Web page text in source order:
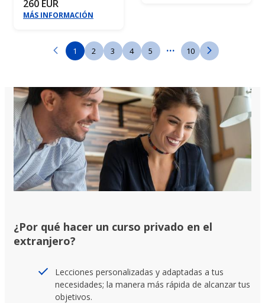
260 EUR
MÁS INFORMACIÓN
1 2 3 4 5 ... 10
¿Por qué hacer un curso privado en el
extranjero?
Lecciones personalizadas y adaptadas a tus
necesidades; la manera más rápida de alcanzar tus
objetivos.